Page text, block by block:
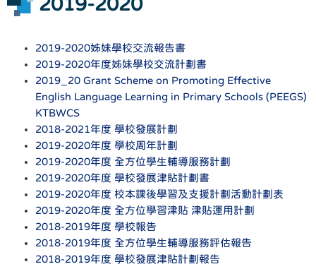
2019-2020姊妹學校交流報告書
2019-2020年度姊妹學校交流計劃書
2019_20 Grant Scheme on Promoting Effective
English Language Learning in Primary Schools (PEEGS)
KTBWCS
2018-2021年度 學校發展計劃
2019-2020年度 學校周年計劃
2019-2020年度 全方位學生輔導服務計劃
2019-2020年度 學校發展津貼計劃書
2019-2020年度 校本課後學習及支援計劃活動計劃表
2019-2020年度 全方位學習津貼 津貼運用計劃
2018-2019年度 學校報告
2018-2019年度 全方位學生輔導服務評估報告
2018-2019年度 學校發展津貼計劃報告